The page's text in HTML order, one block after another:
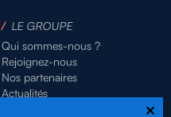
/ LE GROUPE
Qui sommes-nous ?
Rejoignez-nous
Nos partenaires
Actualités